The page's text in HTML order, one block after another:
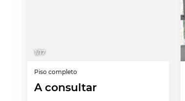
1/17
Piso completo
A consultar